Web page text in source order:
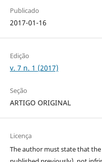
Publicado
2017-01-16
Edição
v. 7 n. 1 (2017)
Seção
ARTIGO ORIGINAL
Licença
The author must state that